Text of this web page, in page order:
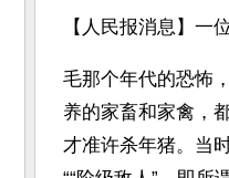
【人民报消息】一
毛那个年代的恐怖
养的家畜和家禽，
才准许杀年猪。当